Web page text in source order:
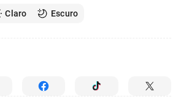
Claro Escuro